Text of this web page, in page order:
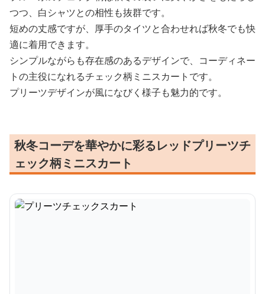
つつ、白シャツとの相性も抜群です。
短めの丈感ですが、厚手のタイツと合わせれば秋冬でも快
適に着用できます。
シンプルながらも存在感のあるデザインで、コーディネー
トの主役になれるチェック柄ミニスカートです。
プリーツデザインが風になびく様子も魅力的です。
秋冬コーデを華やかに彩るレッドプリーツチ
ェック柄ミニスカート